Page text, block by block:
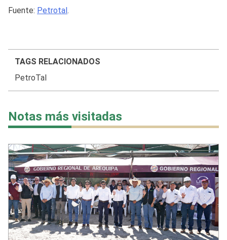
Fuente: Petrotal.
TAGS RELACIONADOS
PetroTal
Notas más visitadas